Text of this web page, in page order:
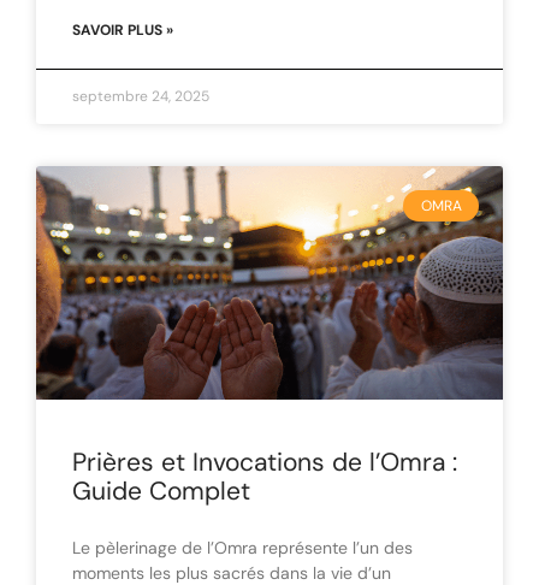
SAVOIR PLUS »
septembre 24, 2025
OMRA
Prières et Invocations de l’Omra :
Guide Complet
Le pèlerinage de l’Omra représente l’un des
moments les plus sacrés dans la vie d’un